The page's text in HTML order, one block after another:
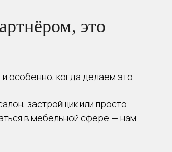
это
особенно, когда делаем это
застройщик или просто
в мебельной сфере — нам